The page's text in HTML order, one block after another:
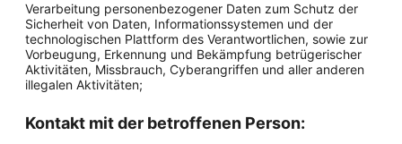
Verarbeitung personenbezogener Daten zum Schutz der
Sicherheit von Daten, Informationssystemen und der
technologischen Plattform des Verantwortlichen, sowie zur
Vorbeugung, Erkennung und Bekämpfung betrügerischer
Aktivitäten, Missbrauch, Cyberangriffen und aller anderen
illegalen Aktivitäten;
Kontakt mit der betroffenen Person: